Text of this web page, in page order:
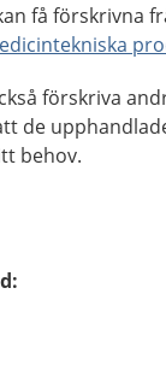
få förskrivna
förskriva
de
behov.
: